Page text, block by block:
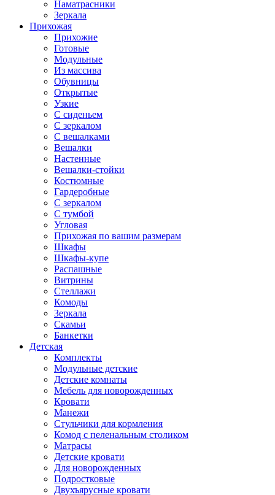
Наматрасники
Зеркала
Прихожая
Прихожие
Готовые
Модульные
Из массива
Обувницы
Открытые
Узкие
С сиденьем
С зеркалом
С вешалками
Вешалки
Настенные
Вешалки-стойки
Костюмные
Гардеробные
С зеркалом
С тумбой
Угловая
Прихожая по вашим размерам
Шкафы
Шкафы-купе
Распашные
Витрины
Стеллажи
Комоды
Зеркала
Скамьи
Банкетки
Детская
Комплекты
Модульные детские
Детские комнаты
Мебель для новорожденных
Кровати
Манежи
Стульчики для кормления
Комод с пеленальным столиком
Матрасы
Детские кровати
Для новорожденных
Подростковые
Двухъярусные кровати